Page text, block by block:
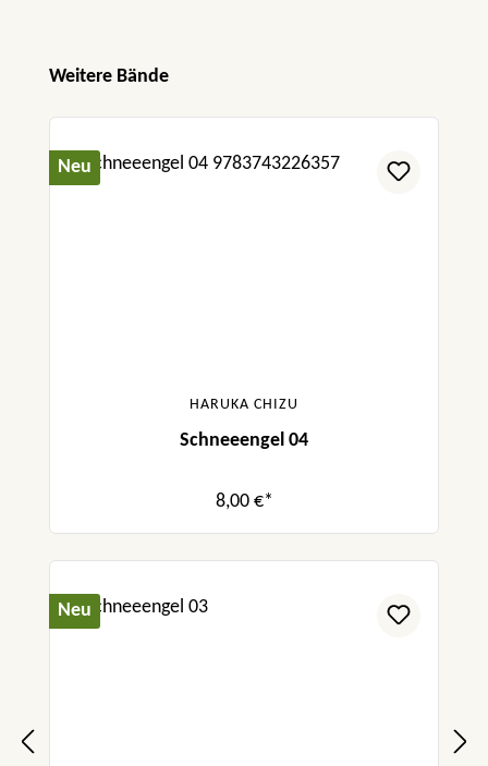
Produktgalerie überspringen
Weitere Bände
Neu
HARUKA CHIZU
Schneeengel 04
8,00 €*
Neu